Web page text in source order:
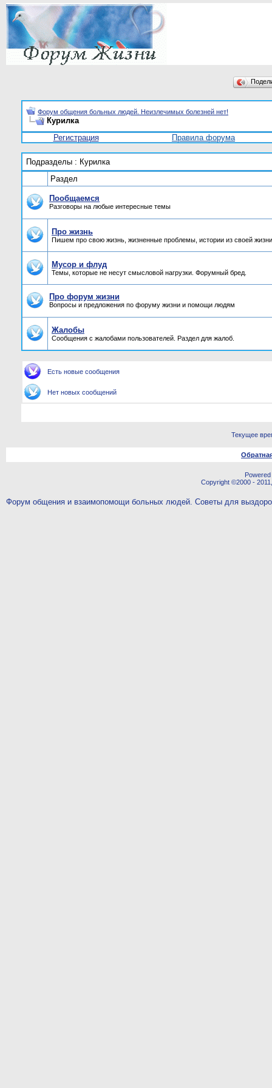
Форум общения больных людей. Неизлечимых болезней нет!
Курилка
Регистрация
Правила форума
Подразделы : Курилка
Раздел
Пообщаемся
Разговоры на любые интересные темы
Про жизнь
Пишем про свою жизнь, жизненные проблемы, истории из своей
Мусор и флуд
Темы, которые не несут смысловой нагрузки. Форумный бред.
Про форум жизни
Вопросы и предложения по форуму жизни и помощи людям
Жалобы
Сообщения с жалобами пользователей. Раздел для жалоб.
Есть новые сообщения
Нет новых сообщений
Текущее
Copyright ©2000 -
Форум общения и взаимопомощи больных людей. Советы для